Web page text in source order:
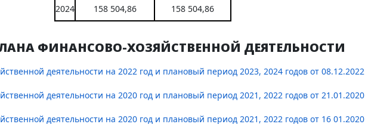
2024 158 504,86 158 504,86
ФИНАНСОВО-ХОЗЯЙСТВЕННОЙ ДЕЯТЕЛЬНОСТИ
деятельности на 2022 год и плановый период 2023, 2024 годов от 08.12.2022
деятельности на 2020 год и плановый период 2021, 2022 годов от 21.01.2020
деятельности на 2020 год и плановый период 2021, 2022 годов от 16 01.2020